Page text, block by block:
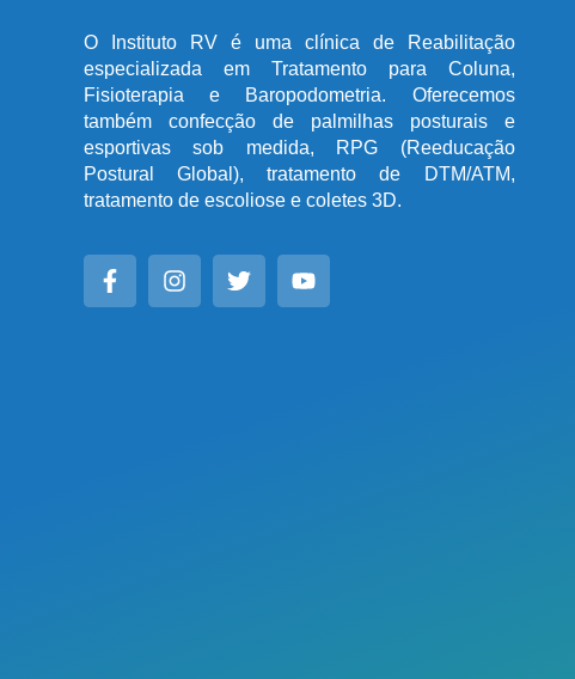
O Instituto RV é uma clínica de Reabilitação
especializada em Tratamento para Coluna,
Fisioterapia e Baropodometria. Oferecemos
também confecção de palmilhas posturais e
esportivas sob medida, RPG (Reeducação
Postural Global), tratamento de DTM/ATM,
tratamento de escoliose e coletes 3D.